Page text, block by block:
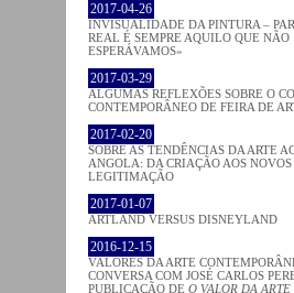
2017-04-26
INVISUALIDADE DA PINTURA –
REAL É SEMPRE AQUILO QUE NÃO
ESPERÁVAMOS»
2017-03-29
ALGUMAS REFLEXÕES SOBRE O
CONTEMPORÂNEO DE FEIRA DE
2017-02-20
SOBRE AS TENDÊNCIAS DA ARTE
ANGOLA: DA CRIAÇÃO AOS
LEGITIMAÇÃO
2017-01-07
ARTLAND VERSUS DISNEYLAND
2016-12-15
VALORES DA ARTE
CONVERSA COM JOSÉ CARLOS
PUBLICAÇÃO DE O VALOR DA ARTE